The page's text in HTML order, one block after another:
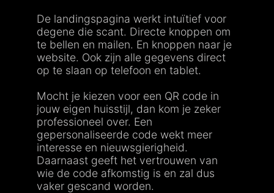
De landingspagina werkt intuïtief voor
degene die scant. Directe knoppen om
te bellen en mailen. En knoppen naar je
website. Ook zijn alle gegevens direct
op te slaan op telefoon en tablet.
Mocht je kiezen voor een QR code in
jouw eigen huisstijl, dan kom je zeker
professioneel over. Een
gepersonaliseerde code wekt meer
interesse en nieuwsgierigheid.
Daarnaast geeft het vertrouwen van
wie de code afkomstig is en zal dus
vaker gescand worden.